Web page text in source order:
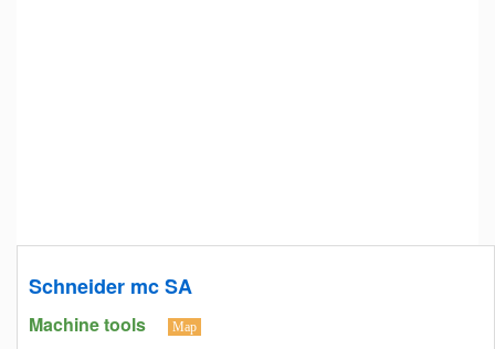
Schneider mc SA
Machine tools Map